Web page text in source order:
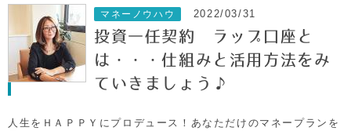
マネーノウハウ 2022/03/31
投資一任契約 ラップ口座と
は・・・仕組みと活用方法をみ
ていきましょう♪
人生をＨＡＰＰＹにプロデュース！あなただけのマネープランを